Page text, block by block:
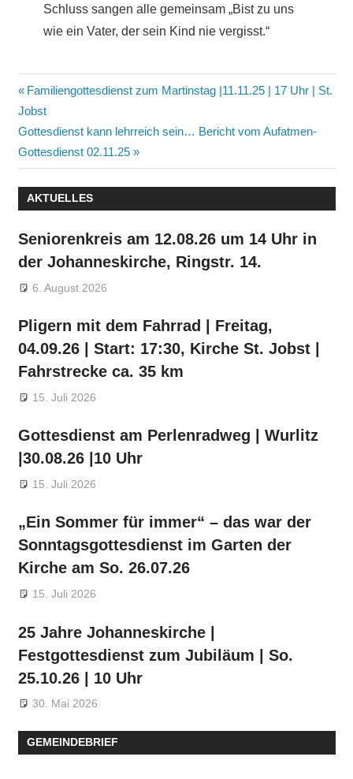
Schluss sangen alle gemeinsam „Bist zu uns
wie ein Vater, der sein Kind nie vergisst.“
Beitragsnavigation
Vorheriger
Beitrag:
Familiengottesdienst zum Martinstag |11.11.25 | 17 Uhr | St.
Jobst
Nächster
Beitrag:
Gottesdienst kann lehrreich sein… Bericht vom Aufatmen-
Gottesdienst 02.11.25
AKTUELLES
Seniorenkreis am 12.08.26 um 14 Uhr in
der Johanneskirche, Ringstr. 14.
6. August 2026
Pligern mit dem Fahrrad | Freitag,
04.09.26 | Start: 17:30, Kirche St. Jobst |
Fahrstrecke ca. 35 km
15. Juli 2026
Gottesdienst am Perlenradweg | Wurlitz
|30.08.26 |10 Uhr
15. Juli 2026
„Ein Sommer für immer“ – das war der
Sonntagsgottesdienst im Garten der
Kirche am So. 26.07.26
15. Juli 2026
25 Jahre Johanneskirche |
Festgottesdienst zum Jubiläum | So.
25.10.26 | 10 Uhr
30. Mai 2026
GEMEINDEBRIEF